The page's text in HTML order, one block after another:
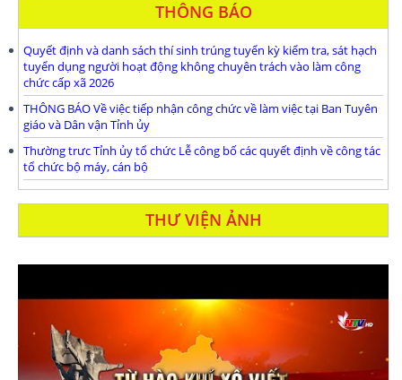
THÔNG BÁO
Quyết định và danh sách thí sinh trúng tuyển kỳ kiểm tra, sát hạch
tuyển dụng người hoạt động không chuyên trách vào làm công
chức cấp xã 2026
THÔNG BÁO Về việc tiếp nhận công chức về làm việc tại Ban Tuyên
giáo và Dân vận Tỉnh ủy
Thường trưc Tỉnh ủy tổ chức Lễ công bố các quyết định về công tác
tổ chức bộ máy, cán bộ
THƯ VIỆN ẢNH